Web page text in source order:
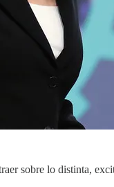
sobre lo distinta,